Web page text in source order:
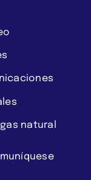
natural